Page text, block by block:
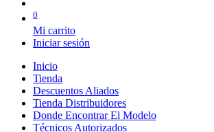
0
Mi carrito
Iniciar sesión
Inicio
Tienda
Descuentos Aliados
Tienda Distribuidores
Donde Encontrar El Modelo
Técnicos Autorizados